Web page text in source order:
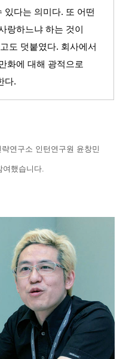
있다는 의미다. 또 어떤
랑하느냐 하는 것이
도 덧붙였다. 회사에서
화에 대해 광적으로
다.
연구소 인턴연구원 윤창민
여했습니다